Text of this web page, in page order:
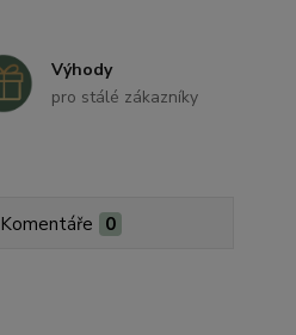
Výhody
pro stálé zákazníky
Komentáře 0